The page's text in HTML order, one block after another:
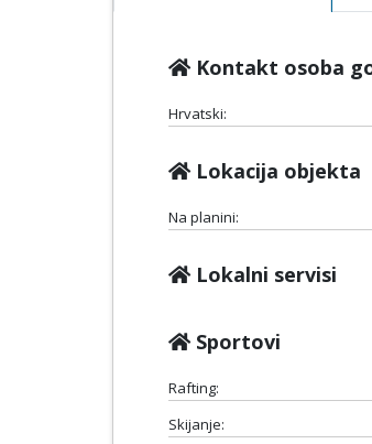
Kontakt osoba
Hrvatski:
Lokacija objekta
Na planini:
Lokalni servisi
Sportovi
Rafting:
Skijanje: